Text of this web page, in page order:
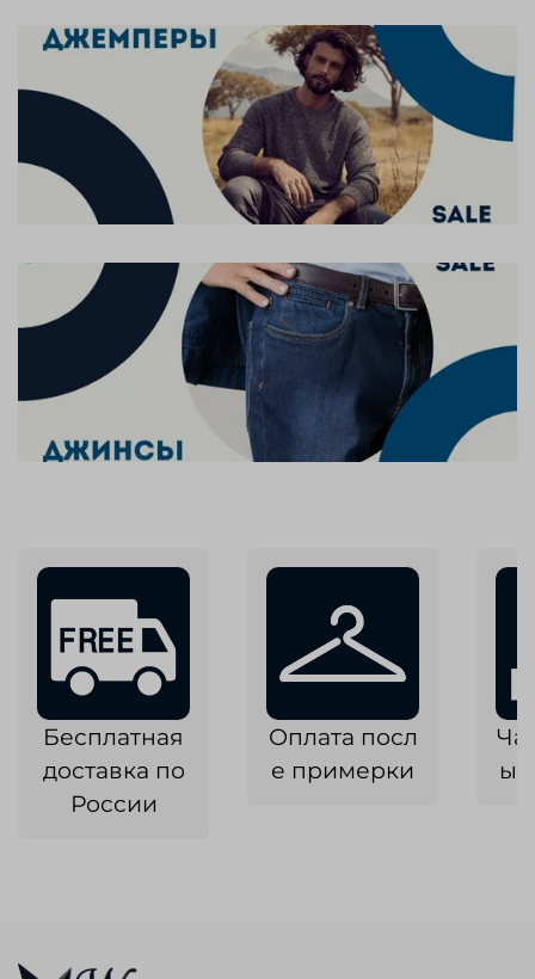
Бесплатная
доставка по
России
Оплата посл
е примерки